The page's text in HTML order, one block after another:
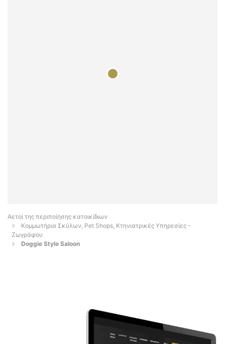
Αετοί της περιποίησης κατοικίδιων
Κομμωτήρια Σκύλων, Pet Shops, Κτηνιατρικές Υπηρεσίες -
Ζωγράφου
Doggie Style Saloon